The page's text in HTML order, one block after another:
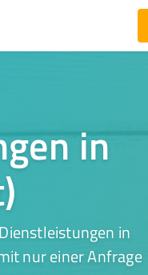
in
in
nur einer Anfrage